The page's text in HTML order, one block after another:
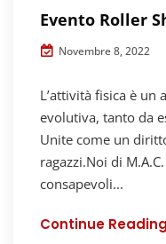
Evento Roller
Novembre 8, 2022
L’attività fisica è un
evolutiva, tanto da
Unite come un
ragazzi.Noi di
consapevoli...
Continue Reading